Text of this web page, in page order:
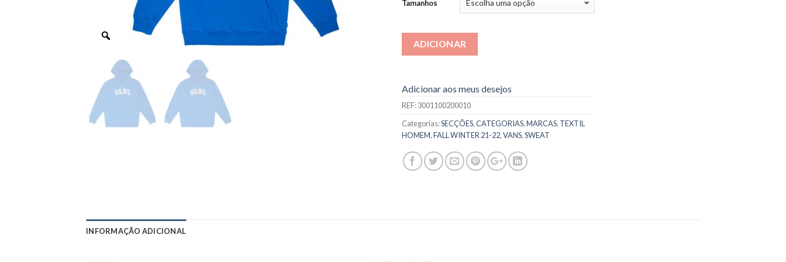
Tamanhos
ADICIONAR
Adicionar aos meus desejos
REF:3001100200010
Categorias:SECÇÕES,CATEGORIAS,MARCAS, TEXTIL
HOMEM,FALL WINTER 21-22,VANS,SWEAT
INFORMAÇÃO ADICIONAL